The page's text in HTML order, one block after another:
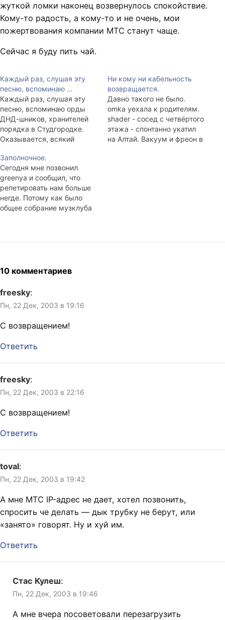
жуткой ломки наконец возвернулось спокойствие.
Кому-то радость, а кому-то и не очень, мои
пожертвования компании МТС станут чаще.
Сейчас я буду пить чай.
Каждый раз, слушая эту
песню, вспоминаю …
Каждый раз, слушая эту
песню, вспоминаю орды
ДНД-шников, хранителей
порядка в Студгородке.
Оказывается, всякий
комплексом
неполноценности просто
таки обязан послужить
делу спокойствия и
законности, отдав
несколько месяцев (лет)
концерт в "V-ке". Это…
Ни кому ни кабельность
возвращается.
Давно такого не было.
omka уехала к родителям.
shader - сосед с четвёртого
этажа - спонтанно укатил
на Алтай. Вакуум и фреон в
Заполночное.
Сегодня мне позвонил
greenya и сообщил, что
репетировать нам больше
негде. Потому как было
общее собрание музклуба
вообще нет и время
выделять нам не надо. Это
при всём…
10 комментариев
freesky:
Пн, 22 Дек, 2003 в 19:16
С возвращением!
Ответить
freesky:
Пн, 22 Дек, 2003 в 22:16
С возвращением!
Ответить
toval:
Пн, 22 Дек, 2003 в 19:42
А мне МТС IP-адрес не дает, хотел позвонить,
спросить че делать — дык трубку не берут, или
«занято» говорят. Ну и хуй им.
Ответить
Стас Кулеш:
Пн, 22 Дек, 2003 в 19:46
А мне вчера посоветовали перезагрузить